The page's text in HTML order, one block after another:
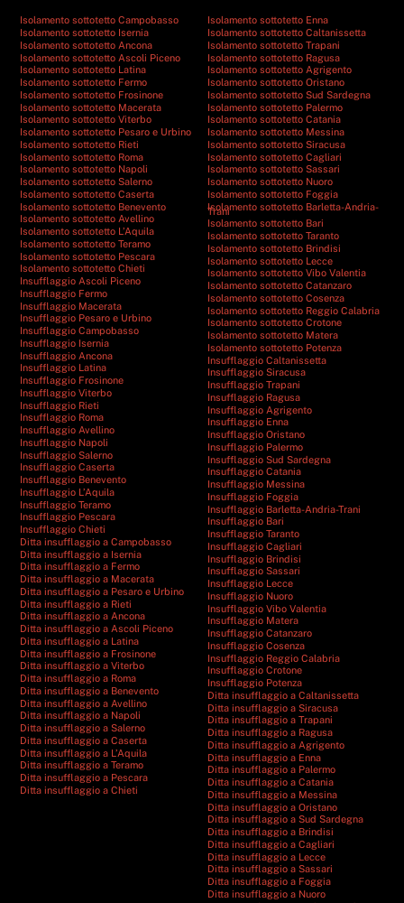
Isolamento sottotetto Campobasso
Isolamento sottotetto Isernia
Isolamento sottotetto Ancona
Isolamento sottotetto Ascoli Piceno
Isolamento sottotetto Latina
Isolamento sottotetto Fermo
Isolamento sottotetto Frosinone
Isolamento sottotetto Macerata
Isolamento sottotetto Viterbo
Isolamento sottotetto Pesaro e Urbino
Isolamento sottotetto Rieti
Isolamento sottotetto Roma
Isolamento sottotetto Napoli
Isolamento sottotetto Salerno
Isolamento sottotetto Caserta
Isolamento sottotetto Benevento
Isolamento sottotetto Avellino
Isolamento sottotetto L’Aquila
Isolamento sottotetto Teramo
Isolamento sottotetto Pescara
Isolamento sottotetto Chieti
Insufflaggio Ascoli Piceno
Insufflaggio Fermo
Insufflaggio Macerata
Insufflaggio Pesaro e Urbino
Insufflaggio Campobasso
Insufflaggio Isernia
Insufflaggio Ancona
Insufflaggio Latina
Insufflaggio Frosinone
Insufflaggio Viterbo
Insufflaggio Rieti
Insufflaggio Roma
Insufflaggio Avellino
Insufflaggio Napoli
Insufflaggio Salerno
Insufflaggio Caserta
Insufflaggio Benevento
Insufflaggio L’Aquila
Insufflaggio Teramo
Insufflaggio Pescara
Insufflaggio Chieti
Ditta insufflaggio a Campobasso
Ditta insufflaggio a Isernia
Ditta insufflaggio a Fermo
Ditta insufflaggio a Macerata
Ditta insufflaggio a Pesaro e Urbino
Ditta insufflaggio a Rieti
Ditta insufflaggio a Ancona
Ditta insufflaggio a Ascoli Piceno
Ditta insufflaggio a Latina
Ditta insufflaggio a Frosinone
Ditta insufflaggio a Viterbo
Ditta insufflaggio a Roma
Ditta insufflaggio a Benevento
Ditta insufflaggio a Avellino
Ditta insufflaggio a Napoli
Ditta insufflaggio a Salerno
Ditta insufflaggio a Caserta
Ditta insufflaggio a L’Aquila
Ditta insufflaggio a Teramo
Ditta insufflaggio a Pescara
Ditta insufflaggio a Chieti
Isolamento sottotetto Enna
Isolamento sottotetto Caltanissetta
Isolamento sottotetto Trapani
Isolamento sottotetto Ragusa
Isolamento sottotetto Agrigento
Isolamento sottotetto Oristano
Isolamento sottotetto Sud Sardegna
Isolamento sottotetto Palermo
Isolamento sottotetto Catania
Isolamento sottotetto Messina
Isolamento sottotetto Siracusa
Isolamento sottotetto Cagliari
Isolamento sottotetto Sassari
Isolamento sottotetto Nuoro
Isolamento sottotetto Foggia
Isolamento sottotetto Barletta-Andria-
Trani
Isolamento sottotetto Bari
Isolamento sottotetto Taranto
Isolamento sottotetto Brindisi
Isolamento sottotetto Lecce
Isolamento sottotetto Vibo Valentia
Isolamento sottotetto Catanzaro
Isolamento sottotetto Cosenza
Isolamento sottotetto Reggio Calabria
Isolamento sottotetto Crotone
Isolamento sottotetto Matera
Isolamento sottotetto Potenza
Insufflaggio Caltanissetta
Insufflaggio Siracusa
Insufflaggio Trapani
Insufflaggio Ragusa
Insufflaggio Agrigento
Insufflaggio Enna
Insufflaggio Oristano
Insufflaggio Palermo
Insufflaggio Sud Sardegna
Insufflaggio Catania
Insufflaggio Messina
Insufflaggio Foggia
Insufflaggio Barletta-Andria-Trani
Insufflaggio Bari
Insufflaggio Taranto
Insufflaggio Cagliari
Insufflaggio Brindisi
Insufflaggio Sassari
Insufflaggio Lecce
Insufflaggio Nuoro
Insufflaggio Vibo Valentia
Insufflaggio Matera
Insufflaggio Catanzaro
Insufflaggio Cosenza
Insufflaggio Reggio Calabria
Insufflaggio Crotone
Insufflaggio Potenza
Ditta insufflaggio a Caltanissetta
Ditta insufflaggio a Siracusa
Ditta insufflaggio a Trapani
Ditta insufflaggio a Ragusa
Ditta insufflaggio a Agrigento
Ditta insufflaggio a Enna
Ditta insufflaggio a Palermo
Ditta insufflaggio a Catania
Ditta insufflaggio a Messina
Ditta insufflaggio a Oristano
Ditta insufflaggio a Sud Sardegna
Ditta insufflaggio a Brindisi
Ditta insufflaggio a Cagliari
Ditta insufflaggio a Lecce
Ditta insufflaggio a Sassari
Ditta insufflaggio a Foggia
Ditta insufflaggio a Nuoro